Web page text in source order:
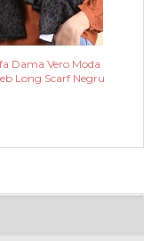
Dama Vero Moda
Long Scarf Negru